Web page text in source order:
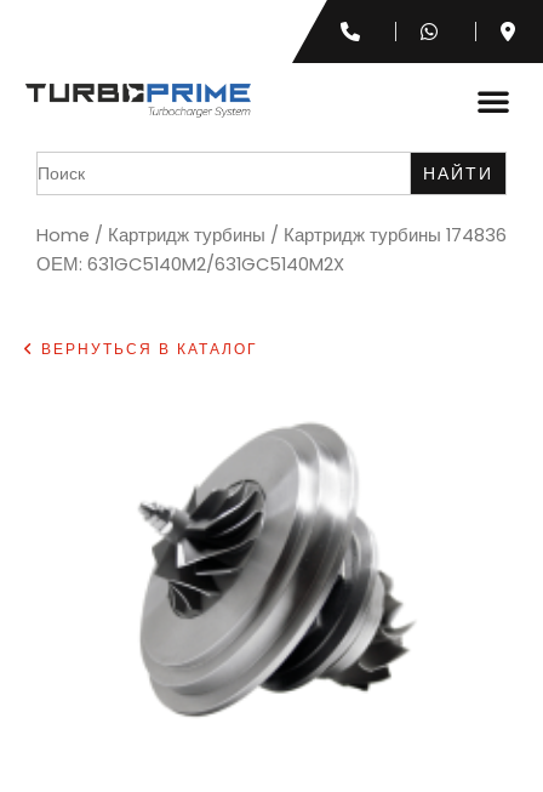
Search
for:
Home / Картридж турбины / Картридж турбины 174836
ОЕМ: 631GC5140M2/631GC5140M2X
ВЕРНУТЬСЯ В КАТАЛОГ